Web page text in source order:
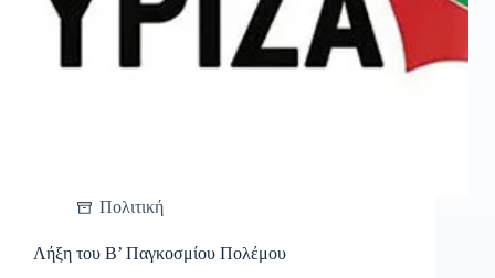
Πολιτική
Λήξη του Β’ Παγκοσμίου Πολέμου